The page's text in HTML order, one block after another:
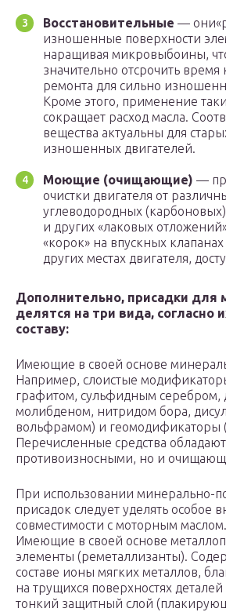
Восстановительные —
изношенные поверхности
наращивая микровыбоины,
значительно отсрочить время
ремонта для сильно
Кроме этого, применение
сокращает расход масла.
вещества актуальны для
изношенных двигателей.
Моющие (очищающие) —
очистки двигателя от
углеводородных
и других «лаковых
«корок» на впускных
других местах двигателя,
Дополнительно, присадки для
делятся на три вида, согласно
составу:
Имеющие в своей основе
Например, слоистые
графитом, сульфидным
молибденом, нитридом бора,
вольфрамом) и геомодификаторы
Перечисленные средства
противоизносными, но и
При использовании минерально-
присадок следует уделять особое
совместимости с моторным маслом.
Имеющие в своей основе
элементы (реметаллизанты).
составе ионы мягких металлов,
на трущихся поверхностях деталей
тонкий защитный слой